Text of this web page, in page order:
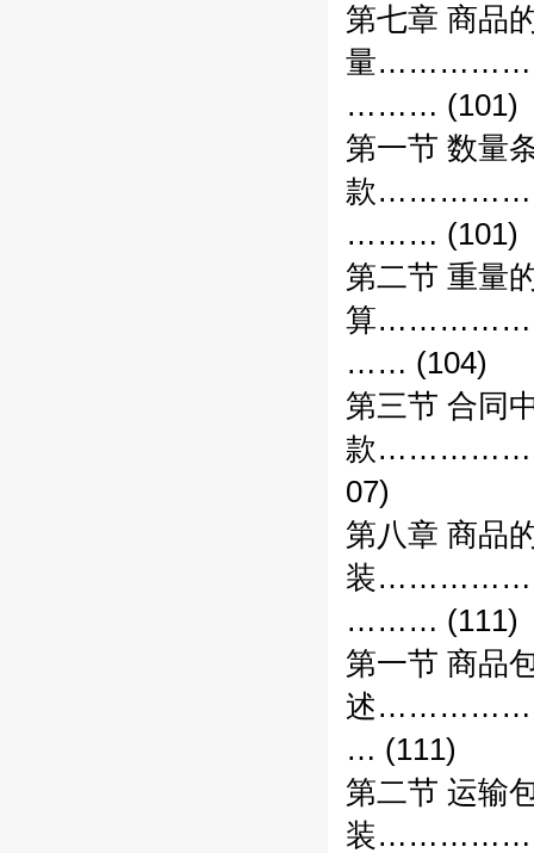
第七章 商品
量
……… (101)
第一节 数量
款
……… (101)
第二节 重量
算
…… (104)
第三节 合同
款
07)
第八章 商品
装
……… (111)
第一节 商品
述
… (111)
第二节 运输
装